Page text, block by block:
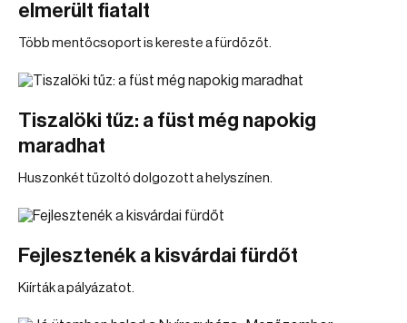
elmerült fiatalt
Több mentőcsoport is kereste a fürdőzőt.
Tiszalöki tűz: a füst még napokig
maradhat
Huszonkét tűzoltó dolgozott a helyszínen.
Fejlesztenék a kisvárdai fürdőt
Kiírták a pályázatot.